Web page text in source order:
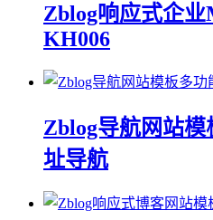
Zblog响应式企
KH006
Zblog导航网站模
址导航